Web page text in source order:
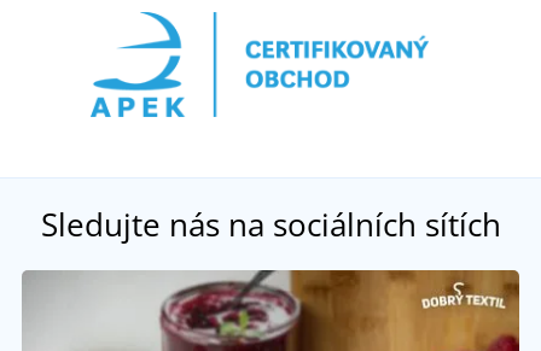
Sledujte nás na sociálních sítích